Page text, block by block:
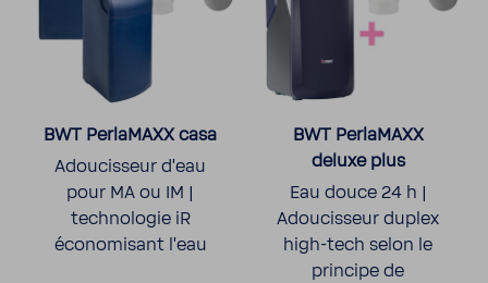
BWT Perla­MAXX casa
Adou­cis­seur d’eau
pour MA ou IM |
tech­no­logie iR
écono­mi­sant l’eau
BWT Perla­MAXX
deluxe plus
Eau douce 24 h |
Adou­cis­seur duplex
high-​tech selon le
prin­cipe de